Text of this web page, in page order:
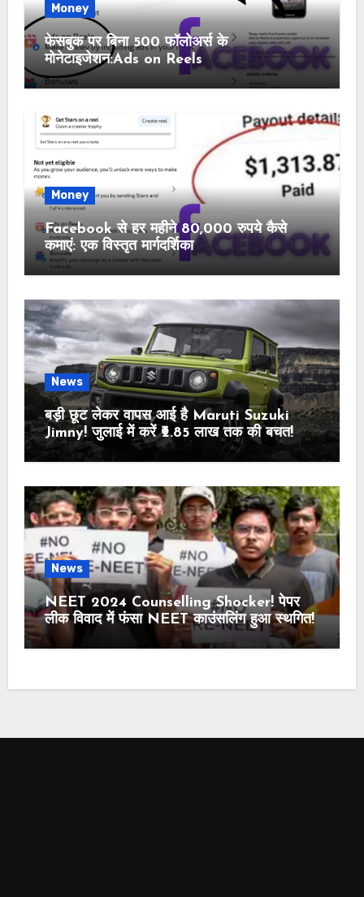
Money
फेसबुक पर बिना 500 फॉलोअर्स के
मोनेटाइजेशन:Ads on Reels
Money
Facebook से हर महीने 80,000 रुपये कैसे
कमाएं: एक विस्तृत मार्गदर्शिका
News
बड़ी छूट लेकर वापस आई है Maruti Suzuki
Jimny! जुलाई में करें ₹2.85 लाख तक की बचत!
News
NEET 2024 Counselling Shocker! पेपर
लीक विवाद में फंसा NEET काउंसलिंग हुआ स्थगित!